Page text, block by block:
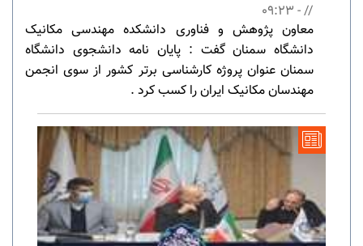
// - 09:23
معاون پژوهش و فناوری دانشکده مهندسی مکانیک
دانشگاه سمنان گفت : پایان نامه دانشجوی دانشگاه
سمنان عنوان پروژه کارشناسی برتر کشور از سوی انجمن
مهندسان مکانیک ایران را کسب کرد .